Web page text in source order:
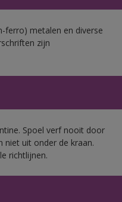
ferro) metalen en diverse
zijn
Spoel verf nooit door
niet uit onder de kraan.
richtlijnen.